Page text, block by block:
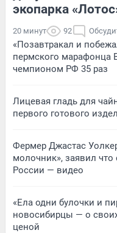
экопарка
20 минут 92
«Позавтракал и
пермского марафонца
чемпионом РФ 35 раз
Лицевая гладь для
первого готового
Фермер Джастас
молочник», заявил
России — видео
«Ела одни булочки и
новосибирцы — о
ценой